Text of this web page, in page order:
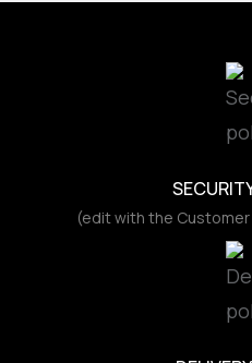
(edit with the